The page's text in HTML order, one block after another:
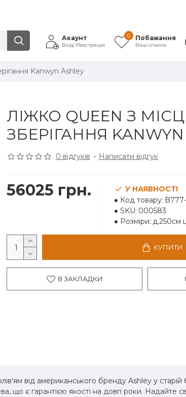
Акаунт
Вхід/ Реєстрація
Побажання
Ваш список
0
Kanwyn Ashley
ЛІЖКО QUEEN З
ЗБЕРІГАННЯ KANWYN
0 відгуків - Написати відгук
56025 грн.
У НАЯВНОСТІ
Код товару:
SKU: 000583
Розміри: д.250см
КУПИТИ
В ЗАКЛАДКИ
від американського бренду Ashley у старій
що є гарантією якості на довгі роки. Надайте